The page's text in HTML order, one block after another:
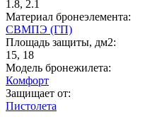
1.8, 2.1
Материал бронеэлемента:
СВМПЭ (ГП)
Площадь защиты, дм2:
15, 18
Модель бронежилета:
Комфорт
Защищает от:
Пистолета